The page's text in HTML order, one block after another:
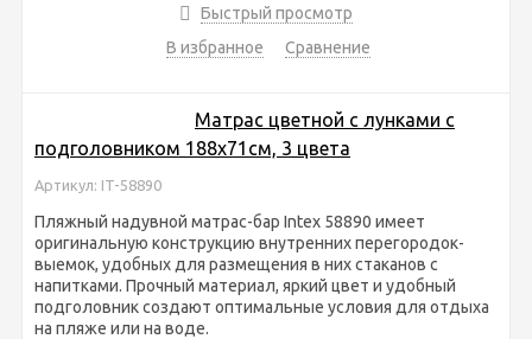
Быстрый просмотр
В избранное
Сравнение
Матрас цветной с лунками с
подголовником 188х71см, 3 цвета
Артикул: IT-58890
Пляжный надувной матрас-бар Intex 58890 имеет
оригинальную конструкцию внутренних перегородок-
выемок, удобных для размещения в них стаканов с
напитками. Прочный материал, яркий цвет и удобный
подголовник создают оптимальные условия для отдыха
на пляже или на воде.